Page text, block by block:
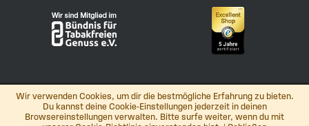
Wir verwenden Cookies, um dir die bestmögliche Erfahrung zu bieten.
Du kannst deine Cookie-Einstellungen jederzeit in deinen
Browsereinstellungen verwalten. Bitte surfe weiter, wenn du mit